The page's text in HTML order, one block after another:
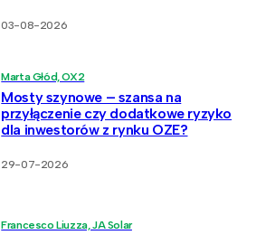
03-08-2026
Marta Głód, OX2
Mosty szynowe – szansa na
przyłączenie czy dodatkowe ryzyko
dla inwestorów z rynku OZE?
29-07-2026
Francesco Liuzza, JA Solar